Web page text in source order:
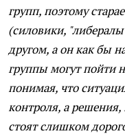
групп, поэтому
(силовики,
другом, а он как бы
группы могут пойти
понимая, что
контроля, а
стоят слишком